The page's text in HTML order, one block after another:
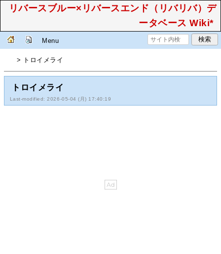
リバースブルー×リバースエンド（リバリバ）デ
ータベース Wiki*
Menu
> トロイメライ
トロイメライ
Last-modified: 2026-05-04 (月) 17:40:19